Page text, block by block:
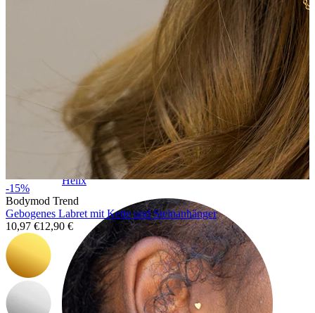
Helix
-15%
Bodymod Trend
Gebogenes Labret mit Kette und Steinanhänger
10,97 €12,90 €